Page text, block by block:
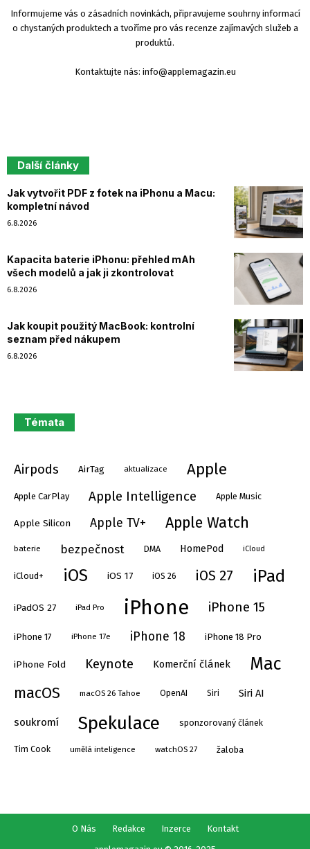
Informujeme vás o zásadních novinkách, připravujeme souhrny informací
o chystaných produktech a tvoříme pro vás recenze zajímavých služeb a
produktů.
Kontaktujte nás: info@applemagazin.eu
Další články
Jak vytvořit PDF z fotek na iPhonu a Macu:
kompletní návod
6.8.2026
Kapacita baterie iPhonu: přehled mAh
všech modelů a jak ji zkontrolovat
6.8.2026
Jak koupit použitý MacBook: kontrolní
seznam před nákupem
6.8.2026
Témata
Airpods AirTag aktualizace Apple
Apple CarPlay Apple Intelligence Apple Music
Apple Silicon Apple TV+ Apple Watch
baterie bezpečnost DMA HomePod iCloud
iCloud+ iOS iOS 17 iOS 26 iOS 27 iPad
iPadOS 27 iPad Pro iPhone iPhone 15
iPhone 17 iPhone 17e iPhone 18 iPhone 18 Pro
iPhone Fold Keynote Komerční článek Mac
macOS macOS 26 Tahoe OpenAI Siri Siri AI
soukromí Spekulace sponzorovaný článek
Tim Cook umělá inteligence watchOS 27 žaloba
O Nás Redakce Inzerce
Kontakt